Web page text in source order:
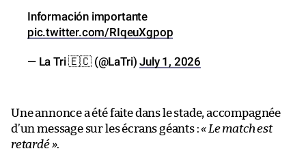
Información importante
pic.twitter.com/RIqeuXgpop
— La Tri 🇪🇨 (@LaTri)July 1, 2026
Une annonce a été faite dans le stade, accompagnée
d’un message sur les écrans géants :« Le match est
retardé ».